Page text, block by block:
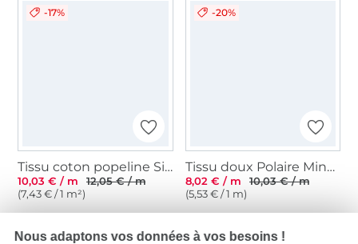
-17%
Tissu coton popeline Silver Stars, bleu marine
10,03 € / m
12,05 € / m
(7,43 € / 1 m²)
-20%
Tissu doux Polaire Minky Dots, bleu clair
8,02 € / m
10,03 € / m
(5,53 € / 1 m)
Nous adaptons vos données à vos besoins !